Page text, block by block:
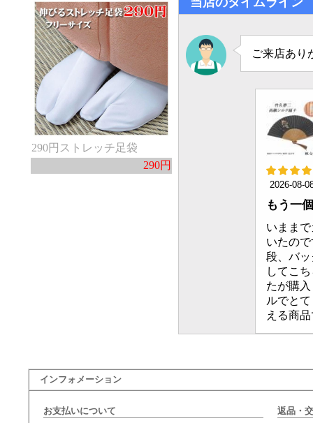
290円ストレッチ足袋
290円
インフォメーション
お支払いについて
返品・